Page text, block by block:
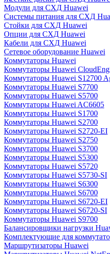
Модули для СХД Huawei
Системы питания для СХД
Стойки для СХД Huawei
Опции для СХД Huawei
Кабели для СХД Huawei
Сетевое оборудование Huawei
Коммутаторы Huawei
Коммутаторы Huawei
Коммутаторы Huawei S12700
Коммутаторы Huawei S7700
Коммутаторы Huawei S5700
Коммутаторы Huawei AC6605
Коммутаторы Huawei S1700
Коммутаторы Huawei S2700
Коммутаторы Huawei S2720-EI
Коммутаторы Huawei S2750
Коммутаторы Huawei S3700
Коммутаторы Huawei S5300
Коммутаторы Huawei S5720
Коммутаторы Huawei S5730-SI
Коммутаторы Huawei S6300
Коммутаторы Huawei S6700
Коммутаторы Huawei S6720-EI
Коммутаторы Huawei S6720-SI
Коммутаторы Huawei S9700
Балансировщики нагрузки
Комплектующие для
Маршрутизаторы Huawei